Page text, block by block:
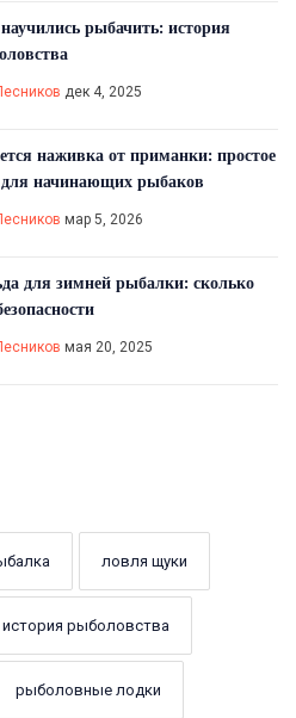
рыбачить: история
дек 4, 2025
наживка от приманки: простое
для начинающих рыбаков
мар 5, 2026
для зимней рыбалки: сколько
мая 20, 2025
ловля щуки
история рыболовства
рыболовные лодки